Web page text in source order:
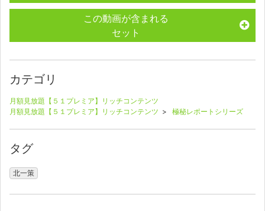
この動画が含まれる
セット
カテゴリ
月額見放題【５１プレミア】リッチコンテンツ
月額見放題【５１プレミア】リッチコンテンツ > 極秘レポートシリーズ
タグ
北一策